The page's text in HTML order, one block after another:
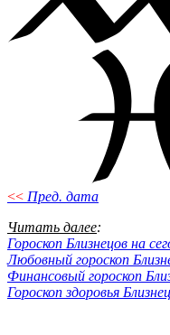
<< Пред. дата
Читать далее:
Гороскоп Близнецов на
Любовный гороскоп
Финансовый гороскоп
Гороскоп здоровья